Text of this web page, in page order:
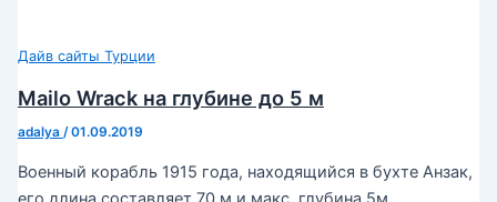
Дайв сайты Турции
Mailo Wrack на глубине до 5 м
adalya /01.09.2019
Военный корабль 1915 года, находящийся в бухте Анзак,